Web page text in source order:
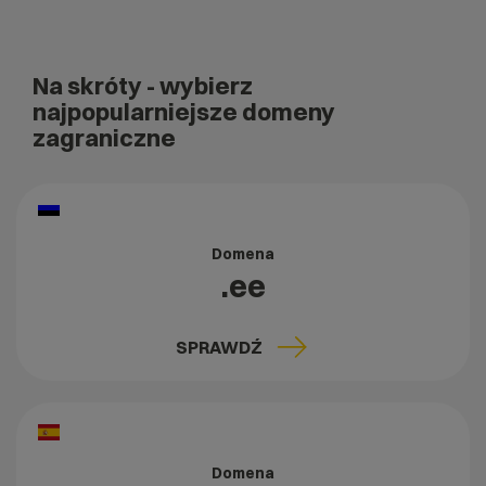
Na skróty - wybierz
najpopularniejsze domeny
zagraniczne
Domena
.ee
SPRAWDŹ
Domena